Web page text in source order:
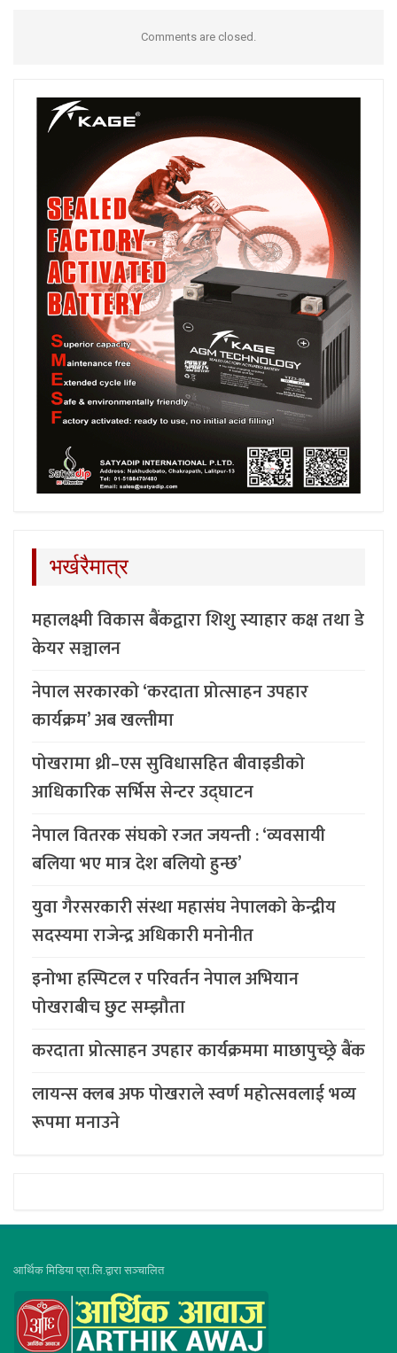
Comments are closed.
भर्खरैमात्र
महालक्ष्मी विकास बैंकद्वारा शिशु स्याहार कक्ष तथा डे
केयर सञ्चालन
नेपाल सरकारको ‘करदाता प्रोत्साहन उपहार
कार्यक्रम’ अब खल्तीमा
पोखरामा थ्री–एस सुविधासहित बीवाइडीको
आधिकारिक सर्भिस सेन्टर उद्घाटन
नेपाल वितरक संघको रजत जयन्ती : ‘व्यवसायी
बलिया भए मात्र देश बलियो हुन्छ’
युवा गैरसरकारी संस्था महासंघ नेपालको केन्द्रीय
सदस्यमा राजेन्द्र अधिकारी मनोनीत
इनोभा हस्पिटल र परिवर्तन नेपाल अभियान
पोखराबीच छुट सम्झौता
करदाता प्रोत्साहन उपहार कार्यक्रममा माछापुच्छ्र्रे बैंक
लायन्स क्लब अफ पोखराले स्वर्ण महोत्सवलाई भव्य
रूपमा मनाउने
आर्थिक मिडिया प्रा.लि.द्वारा सञ्चालित